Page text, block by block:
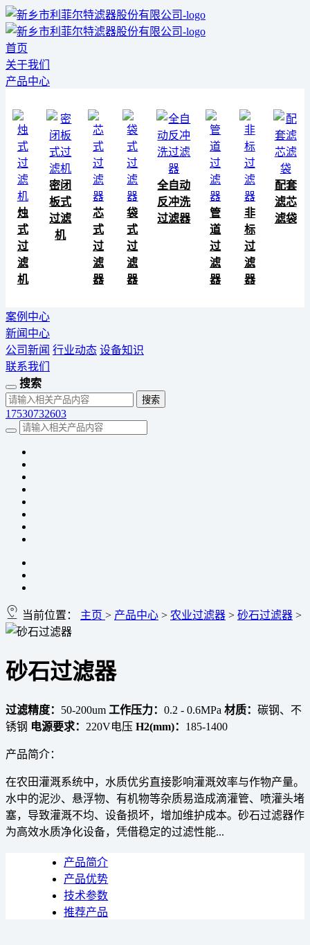
首页
关于我们
产品中心
烛
式
过
滤
机
密闭
板式
过滤
机
芯
式
过
滤
器
袋
式
过
滤
器
全自动
反冲洗
过滤器
管
道
过
滤
器
非
标
过
滤
器
配套
滤芯
滤袋
案例中心
新闻中心
公司新闻 行业动态 设备知识
联系我们
搜索
17530732603
当前位置： 主页 > 产品中心 > 农业过滤器 > 砂石过滤器 >
砂石过滤器
过滤精度： 50-200um 工作压力： 0.2 - 0.6MPa 材质： 碳钢、不
锈钢 电源要求： 220V电压 H2(mm)： 185-1400
产品简介：
在农田灌溉系统中，水质优劣直接影响灌溉效率与作物产量。
水中的泥沙、悬浮物、有机物等杂质易造成滴灌管、喷灌头堵
塞，导致灌溉不均、设备损坏，增加维护成本。砂石过滤器作
为高效水质净化设备，凭借稳定的过滤性能...
产品简介
产品优势
技术参数
推荐产品